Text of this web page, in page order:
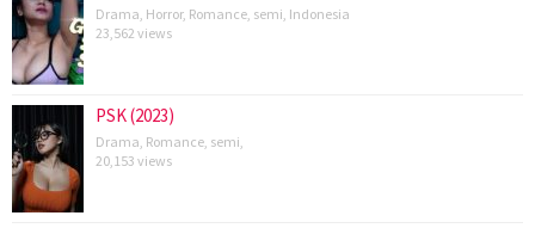
Drama Horror, Romance semi Indonesia
23,562 views
PSK (2023)
Drama Romance semi
20,153 views